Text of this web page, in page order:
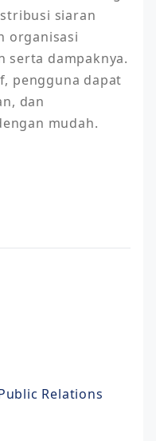
siaran
organisasi
serta dampaknya.
pengguna dapat
dan
mudah.
Relations